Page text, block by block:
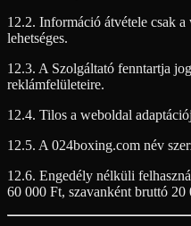
12.2. Információ átvétele csak
lehetséges.
12.3. A Szolgáltató fenntartja
reklámfelületeire.
12.4. Tilos a weboldal
12.5. A 024boxing.com név
12.6. Engedély nélküli
60 000 Ft, szavanként bruttó